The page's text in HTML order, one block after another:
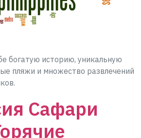
богатую историю, уникальную
пляжи и множество развлечений
Сафари